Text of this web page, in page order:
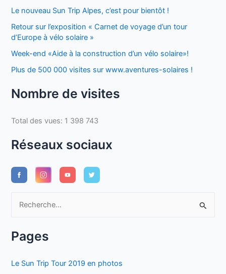
Le nouveau Sun Trip Alpes, c’est pour bientôt !
Retour sur l’exposition « Carnet de voyage d’un tour
d’Europe à vélo solaire »
Week-end «Aide à la construction d’un vélo solaire»!
Plus de 500 000 visites sur www.aventures-solaires !
Nombre de visites
Total des vues: 1 398 743
Réseaux sociaux
hPages
Le Sun Trip Tour 2019 en photos